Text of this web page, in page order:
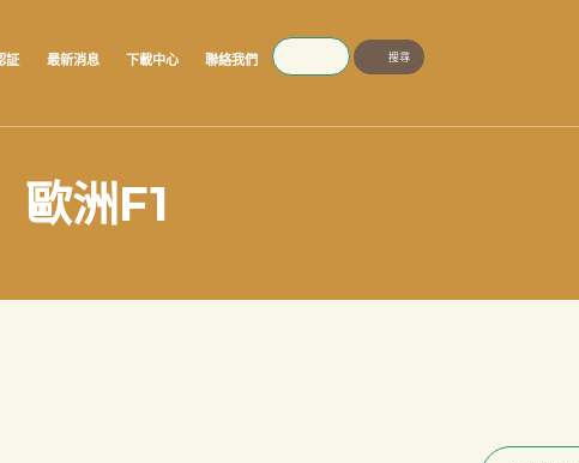
証 最新消息 下載中心 聯絡我們
SEARCH
歐洲F1